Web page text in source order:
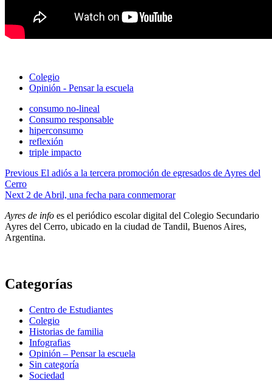
Colegio
Opinión - Pensar la escuela
consumo no-lineal
Consumo responsable
hiperconsumo
reflexión
triple impacto
Navegación
de
Previous El adiós a la tercera promoción de egresados de Ayres del
Cerro
Next 2 de Abril, una fecha para conmemorar
Ayres de info es el periódico escolar digital del Colegio Secundario
Ayres del Cerro, ubicado en la ciudad de Tandil, Buenos Aires,
Argentina.
Categorías
Centro de Estudiantes
Colegio
Historias de familia
Infografias
Opinión – Pensar la escuela
Sin categoría
Sociedad